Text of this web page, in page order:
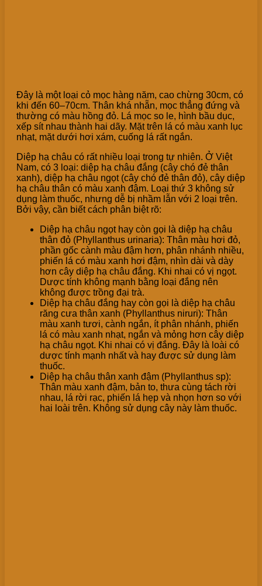
Đây là một loại cỏ mọc hàng năm, cao chừng 30cm, có
khi đến 60–70cm. Thân khá nhẵn, mọc thẳng đứng và
thường có màu hồng đỏ. Lá mọc so le, hình bầu dục,
xếp sít nhau thành hai dãy. Mặt trên lá có màu xanh lục
nhạt, mặt dưới hơi xám, cuống lá rất ngắn.
Diệp hạ châu có rất nhiều loại trong tự nhiên. Ở Việt
Nam, có 3 loại: diệp hạ châu đắng (cây chó đẻ thân
xanh), diệp hạ châu ngọt (cây chó đẻ thân đỏ), cây diệp
hạ châu thân có màu xanh đậm. Loại thứ 3 không sử
dụng làm thuốc, nhưng dễ bị nhầm lẫn với 2 loại trên.
Bởi vậy, cần biết cách phân biệt rõ:
Diệp hạ châu ngọt hay còn gọi là diệp hạ châu
thân đỏ (Phyllanthus urinaria): Thân màu hơi đỏ,
phần gốc cành màu đậm hơn, phân nhánh nhiều,
phiến lá có màu xanh hơi đậm, nhìn dài và dày
hơn cây diệp hạ châu đắng. Khi nhai có vị ngọt.
Dược tính không mạnh bằng loại đắng nên
không được trồng đại trà.
Diệp hạ châu đắng hay còn gọi là diệp hạ châu
răng cưa thân xanh (Phyllanthus niruri): Thân
màu xanh tươi, cành ngắn, ít phân nhánh, phiến
lá có màu xanh nhạt, ngắn và mỏng hơn cây diệp
hạ châu ngọt. Khi nhai có vị đắng. Đây là loài có
dược tính mạnh nhất và hay được sử dụng làm
thuốc.
Diệp hạ châu thân xanh đậm (Phyllanthus sp):
Thân màu xanh đậm, bản to, thưa cùng tách rời
nhau, lá rời rạc, phiến lá hẹp và nhọn hơn so với
hai loài trên. Không sử dụng cây này làm thuốc.